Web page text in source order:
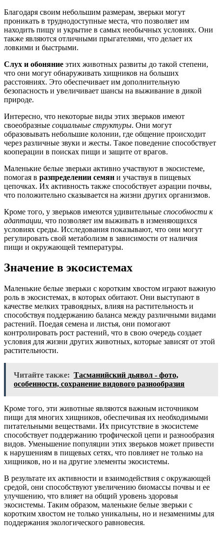
Благодаря своим небольшим размерам, зверьки могут
проникать в труднодоступные места, что позволяет им
находить пищу и укрытие в самых необычных условиях. Они
также являются отличными прыгателями, что делает их
ловкими и быстрыми.
Слух и обоняние этих животных развиты до такой степени,
что они могут обнаруживать хищников на больших
расстояниях. Это обеспечивает им дополнительную
безопасность и увеличивает шансы на выживание в дикой
природе.
Интересно, что некоторые виды этих зверьков имеют
своеобразные социальные структуры. Они могут
образовывать небольшие колонии, где общение происходит
через различные звуки и жесты. Такое поведение способствует
кооперации в поисках пищи и защитe от врагов.
Маленькие белые зверьки активно участвуют в экосистеме,
помогая в разпределении семян и участвуя в пищевых
цепочках. Их активность также способствует аэрации почвы,
что положительно сказывается на жизни других организмов.
Кроме того, у зверьков имеются удивительные способности к
адаптации, что позволяет им выживать в изменяющихся
условиях среды. Исследования показывают, что они могут
регулировать свой метаболизм в зависимости от наличия
пищи и окружающей температуры.
Значение в экосистемах
Маленькие белые зверьки с коротким хвостом играют важную
роль в экосистемах, в которых обитают. Они выступают в
качестве мелких травоядных, влияя на растительность и
способствуя поддержанию баланса между различными видами
растений. Поедая семена и листья, они помогают
контролировать рост растений, что в свою очередь создает
условия для жизни других животных, которые зависят от этой
растительности.
Читайте также: Тасманийский дьявол - фото,
особенности, сохранение видового разнообразия
Кроме того, эти животные являются важным источником
пищи для многих хищников, обеспечивая их необходимыми
питательными веществами. Их присутствие в экосистеме
способствует поддержанию трофической цепи и разнообразия
видов. Уменьшение популяции этих зверьков может привести
к нарушениям в пищевых сетях, что повлияет не только на
хищников, но и на другие элементы экосистемы.
В результате их активности и взаимодействия с окружающей
средой, они способствуют увеличению биомассы почвы и ее
улучшению, что влияет на общий уровень здоровья
экосистемы. Таким образом, маленькие белые зверьки с
коротким хвостом не только уникальны, но и незаменимы для
поддержания экологического равновесия.